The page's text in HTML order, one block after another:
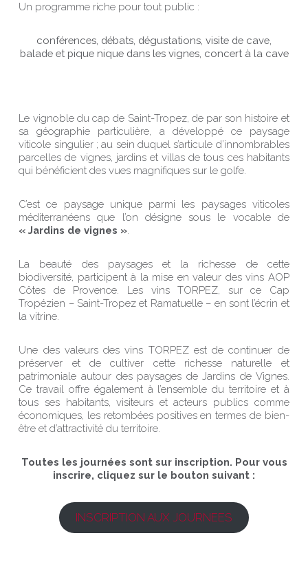
Un programme riche pour tout public :
conférences, débats, dégustations, visite de cave,
balade et pique nique dans les vignes, concert à la cave
Le vignoble du cap de Saint-Tropez, de par son histoire et
sa géographie particulière, a développé ce paysage
viticole singulier ; au sein duquel s’articule d’innombrables
parcelles de vignes, jardins et villas de tous ces habitants
qui bénéficient des vues magnifiques sur le golfe.
C’est ce paysage unique parmi les paysages viticoles
méditerranéens que l’on désigne sous le vocable de
« Jardins de vignes »
La beauté des paysages et la richesse de cette
biodiversité, participent à la mise en valeur des vins AOP
Côtes de Provence. Les vins TORPEZ, sur ce Cap
Tropézien – Saint-Tropez et Ramatuelle – en sont l’écrin et
la vitrine.
Une des valeurs des vins TORPEZ est de continuer de
préserver et de cultiver cette richesse naturelle et
patrimoniale autour des paysages de Jardins de Vignes.
Ce travail offre également à l’ensemble du territoire et à
tous ses habitants, visiteurs et acteurs publics comme
économiques, les retombées positives en termes de bien-
être et d’attractivité du territoire.
Toutes les journées sont sur inscription. Pour vous
inscrire, cliquez sur le bouton suivant :
INSCRIPTION AUX JOURNEES